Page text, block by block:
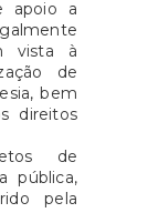
apoio a
vista à
de
bem
direitos
de
pública,
pela